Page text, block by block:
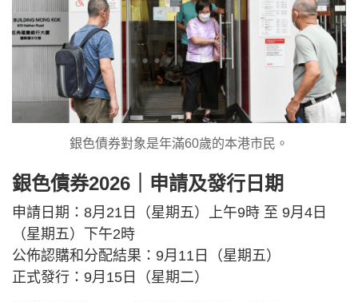
銀色債券對象是年滿60歲的本港市民。
銀色債券2026｜申請及發行日期
申請日期：8月21日（星期五）上午9時 至 9月4日
（星期五）下午2時
公佈認購和分配結果：9月11日（星期五）
正式發行：9月15日（星期二）